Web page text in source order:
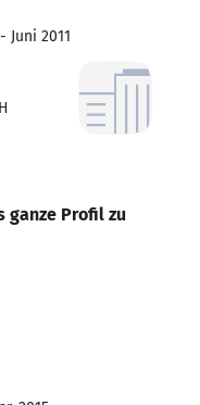
Juni 2011
ganze Profil zu